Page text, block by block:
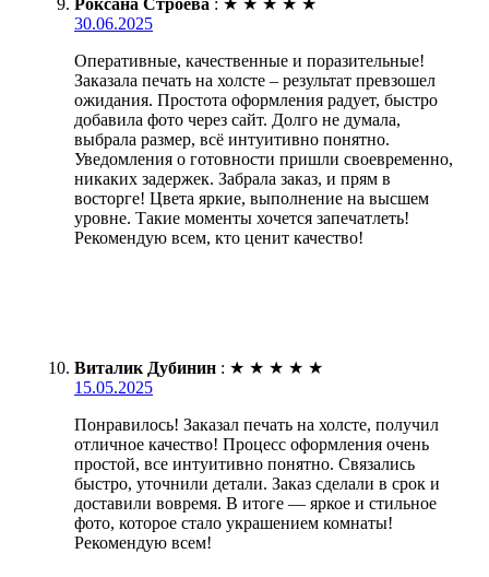
30.06.2025
Оперативные, качественные и поразительные!
Заказала печать на холсте – результат превзошел
ожидания. Простота оформления радует, быстро
добавила фото через сайт. Долго не думала,
выбрала размер, всё интуитивно понятно.
Уведомления о готовности пришли своевременно,
никаких задержек. Забрала заказ, и прям в
восторге! Цвета яркие, выполнение на высшем
уровне. Такие моменты хочется запечатлеть!
Рекомендую всем, кто ценит качество!
Виталик Дубинин : ★ ★ ★ ★ ★
15.05.2025
Понравилось! Заказал печать на холсте, получил
отличное качество! Процесс оформления очень
простой, все интуитивно понятно. Связались
быстро, уточнили детали. Заказ сделали в срок и
доставили вовремя. В итоге — яркое и стильное
фото, которое стало украшением комнаты!
Рекомендую всем!